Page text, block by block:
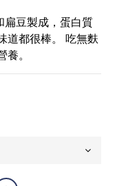
豆製成，蛋白質
道都很棒。 吃無麩
。